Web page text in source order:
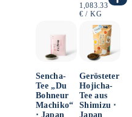
GRUNDPREIS
1,083.33
€ / PRO
KG
Sencha-
Tee „Du
Bohneur
Machiko“
⋅ Japan
Gerösteter
Hojicha-
Tee aus
Shimizu ⋅
Japan